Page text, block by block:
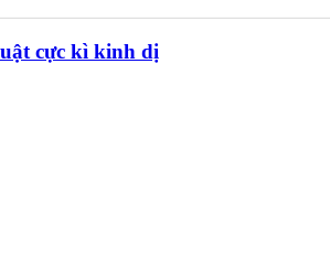
cực kì kinh dị